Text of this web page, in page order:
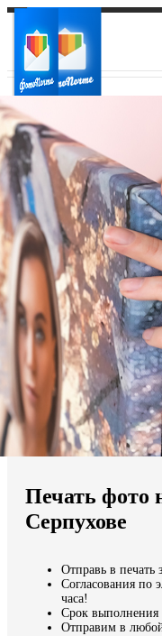
Ваш город:
Ваш регион доставки
Выберите из списка:
Мы доставляем по
Продолжить без города
Печать фото
Серпухове
Отправь в печать
Согласования по
часа!
Срок выполнения
Отправим в